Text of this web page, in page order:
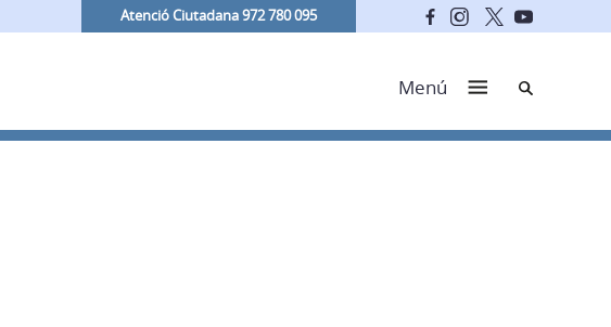
Atenció Ciutadana 972 780 095
Menú Cerca